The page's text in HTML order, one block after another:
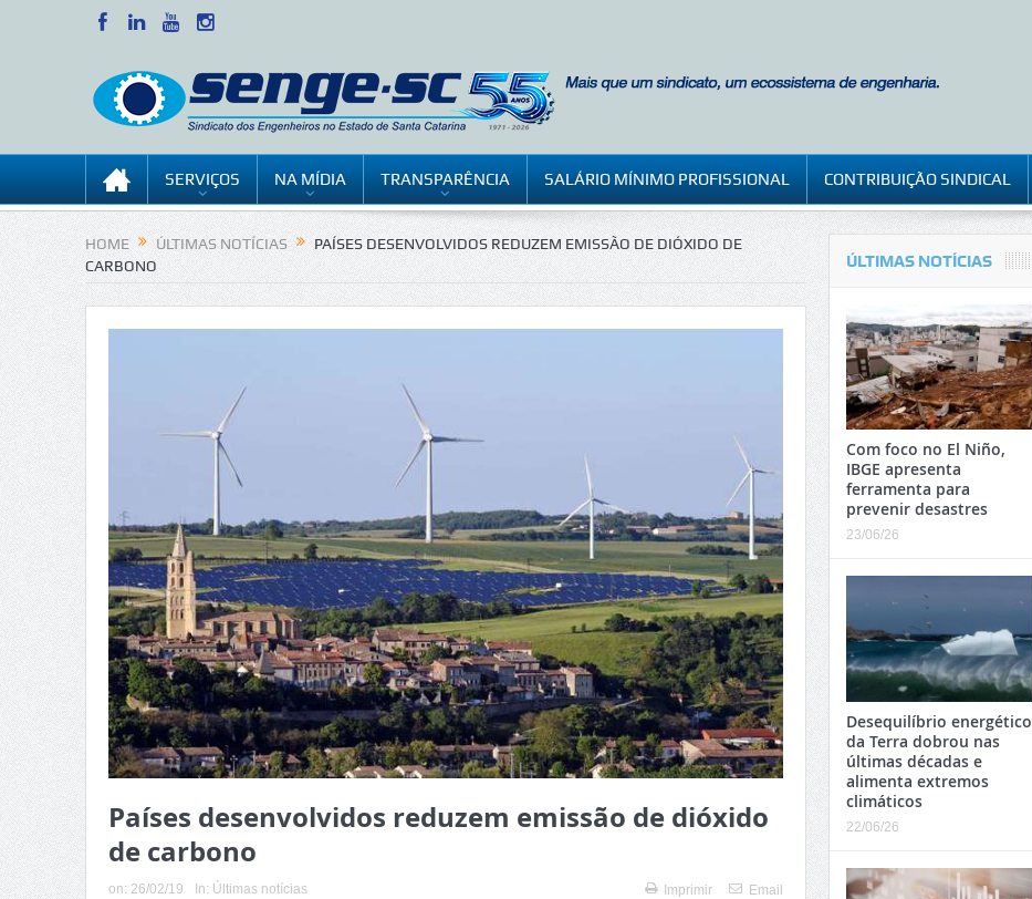
SERVIÇOS NA MÍDIA TRANSPARÊNCIA SALÁRIO MÍNIMO PROFISSIONAL CONTRIBUIÇÃO SINDICAL
HOME ÚLTIMAS NOTÍCIAS
PAÍSES DESENVOLVIDOS REDUZEM EMISSÃO DE DIÓXIDO DE
CARBONO
Países desenvolvidos reduzem emissão de dióxido
de carbono
on: 26/02/19 In: Últimas notícias Imprimir Email
ÚLTIMAS NOTÍCIAS
Com foco no El Niño,
IBGE apresenta
ferramenta para
prevenir desastres
23/06/26
Desequilíbrio energético
da Terra dobrou nas
últimas décadas e
alimenta extremos
climáticos
22/06/26